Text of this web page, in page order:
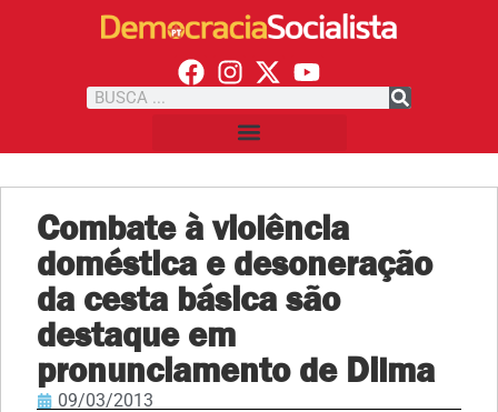
Combate à violência
doméstica e desoneração
da cesta básica são
destaque em
pronunciamento de Dilma
09/03/2013